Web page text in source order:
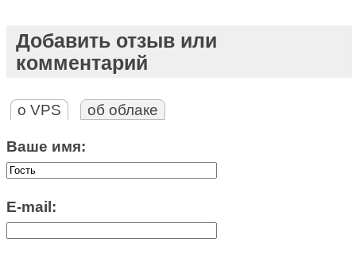
Добавить отзыв или
комментарий
о VPS об облаке
Ваше имя:
E-mail: